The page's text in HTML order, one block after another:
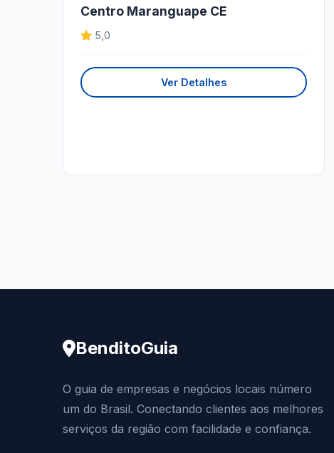
Centro Maranguape CE
5,0
Ver Detalhes
BenditoGuia
O guia de empresas e negócios locais número
um do Brasil. Conectando clientes aos melhores
serviços da região com facilidade e confiança.